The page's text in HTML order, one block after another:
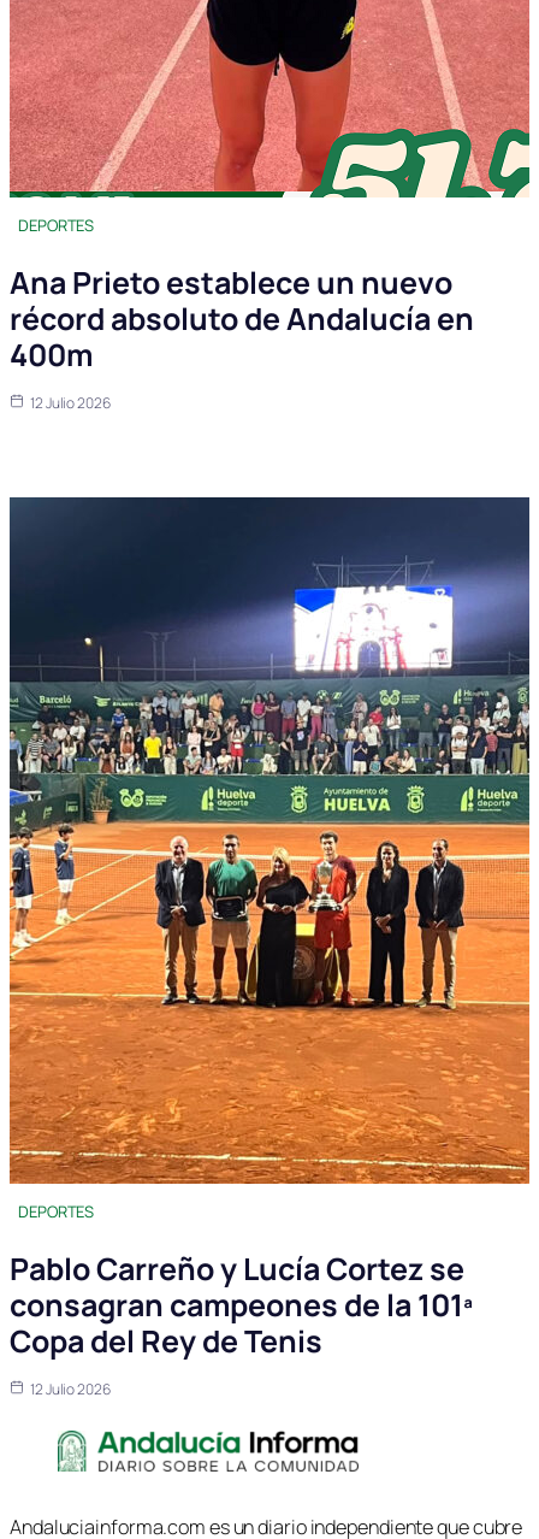
DEPORTES
Ana Prieto establece un nuevo
récord absoluto de Andalucía en
400m
12 Julio 2026
DEPORTES
Pablo Carreño y Lucía Cortez se
consagran campeones de la 101ª
Copa del Rey de Tenis
12 Julio 2026
Andaluciainforma.com es un diario independiente que cubre